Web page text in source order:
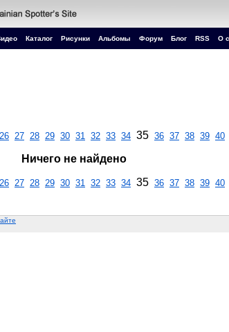
Каталог Рисунки Альбомы Форум Блог RSS О
26 27 28 29 30 31 32 33 34 35 36 37 38 39 40
Ничего не найдено
26 27 28 29 30 31 32 33 34 35 36 37 38 39 40